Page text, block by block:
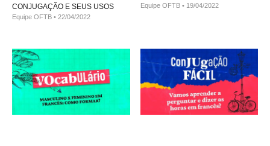
CONJUGAÇÃO E SEUS USOS
Equipe OFTB 22/04/2022
Equipe OFTB 19/04/2022